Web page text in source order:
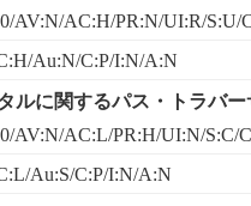
AV:N/AC:H/PR:N/UI:R/S:U/
Au:N/C:P/I:N/A:N
ルに関するパス・トラバ
AV:N/AC:L/PR:H/UI:N/S:C/
Au:S/C:P/I:N/A:N